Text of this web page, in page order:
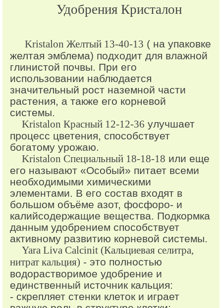
Удобрения Кристалон
Kristalon Желтый 13-40-13 ( на упаковке
желтая эмблема) подходит для влажной
глинистой почвы. При его
использовании наблюдается
значительный рост наземной части
растения, а также его корневой
системы.
Kristalon Красный 12-12-36 улучшает
процесс цветения, способствует
богатому урожаю.
Kristalon Специальный 18-18-18 или еще
его называют «Особый» питает всеми
необходимыми химическими
элементами. В его состав входят в
большом объёме азот, фосфоро- и
калийсодержащие вещества. Подкормка
данным удобрением способствует
активному развитию корневой системы.
Yara Liva Calcinit (Кальциевая селитра,
нитрат кальция) - это полностью
водорастворимое удобрение и
единственный источник кальция:
- скрепляет стенки клеток и играет